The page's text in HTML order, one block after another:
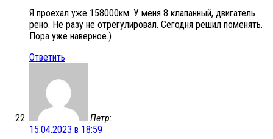
Я проехал уже 158000км. У меня 8 клапанный, двигатель
рено. Не разу не отрегулировал. Сегодня решил поменять.
Пора уже наверное.)
Ответить
Петр:
15.04.2023 в 18:59